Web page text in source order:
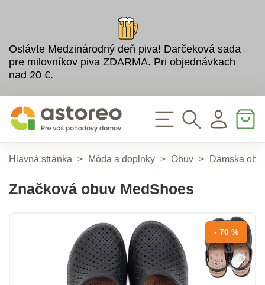
Oslávte Medzinárodný deň piva! Darčeková sada
pre milovníkov piva ZDARMA. Pri objednávkach
nad 20 €.
Hlavná stránka > Móda a doplnky > Obuv > Dámska
Značková obuv MedShoes
- 70 %